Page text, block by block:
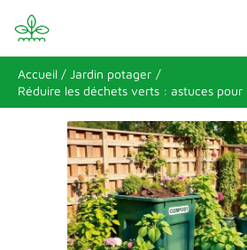
contenu
Accueil
Jardin potager
Réduire les déchets verts : astuces
Rechercher